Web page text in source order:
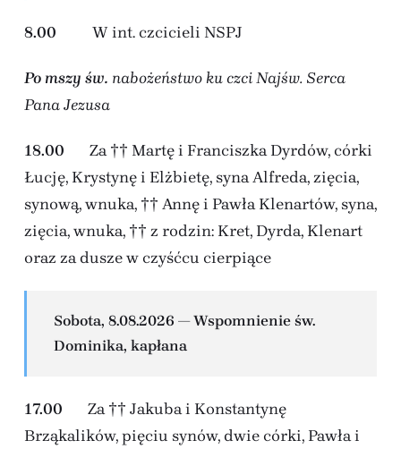
8.00 W int. czcicieli NSPJ
Po mszy św. nabożeństwo ku czci Najśw. Serca
Pana Jezusa
18.00 Za †† Martę i Franciszka Dyrdów, córki
Łucję, Krystynę i Elżbietę, syna Alfreda, zięcia,
synową, wnuka, †† Annę i Pawła Klenartów, syna,
zięcia, wnuka, †† z rodzin: Kret, Dyrda, Klenart
oraz za dusze w czyśćcu cierpiące
Sobota, 8.08.2026 — Wspomnienie św.
Dominika, kapłana
17.00 Za †† Jakuba i Konstantynę
Brząkalików, pięciu synów, dwie córki, Pawła i